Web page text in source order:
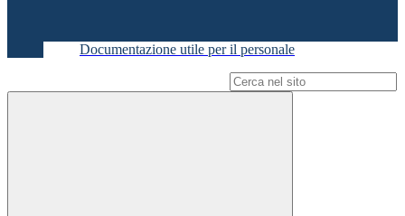
Documentazione utile per il personale